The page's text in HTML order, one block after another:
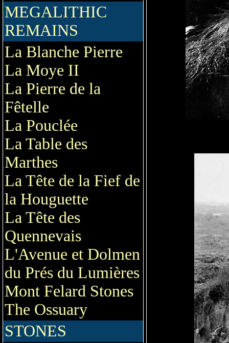
MEGALITHIC
REMAINS
La Blanche Pierre
La Moye II
La Pierre de la
Fêtelle
La Pouclée
La Table des
Marthes
La Tête de la Fief de
la Houguette
La Tête des
Quennevais
L'Avenue et Dolmen
du Prés du Lumières
Mont Felard Stones
The Ossuary
STONES